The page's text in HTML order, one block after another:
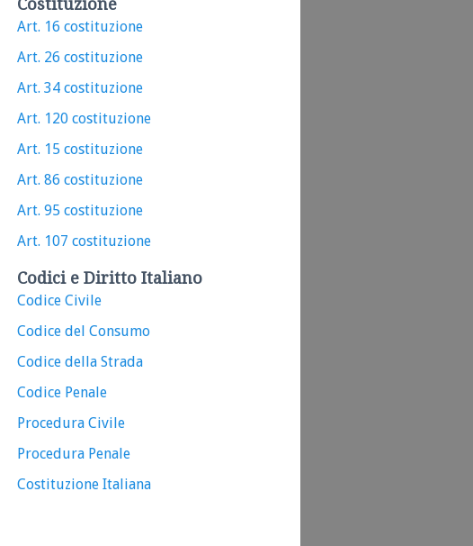
Costituzione
Art. 16 costituzione
Art. 26 costituzione
Art. 34 costituzione
Art. 120 costituzione
Art. 15 costituzione
Art. 86 costituzione
Art. 95 costituzione
Art. 107 costituzione
Codici e Diritto Italiano
Codice Civile
Codice del Consumo
Codice della Strada
Codice Penale
Procedura Civile
Procedura Penale
Costituzione Italiana